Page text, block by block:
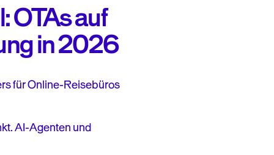
OTAs auf
in 2026
für Online-Reisebüros
AI-Agenten und